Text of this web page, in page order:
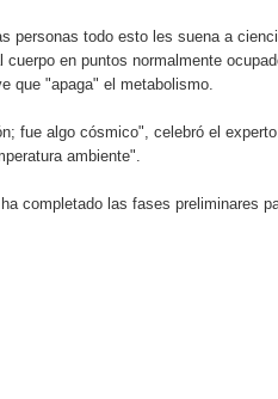
Maridalia Hernández y El
Domingo
personas todo esto les suena a
cuerpo en puntos normalmente
que "apaga" el metabolismo.
fue algo cósmico", celebró el
ambiente".
completado las fases preliminares